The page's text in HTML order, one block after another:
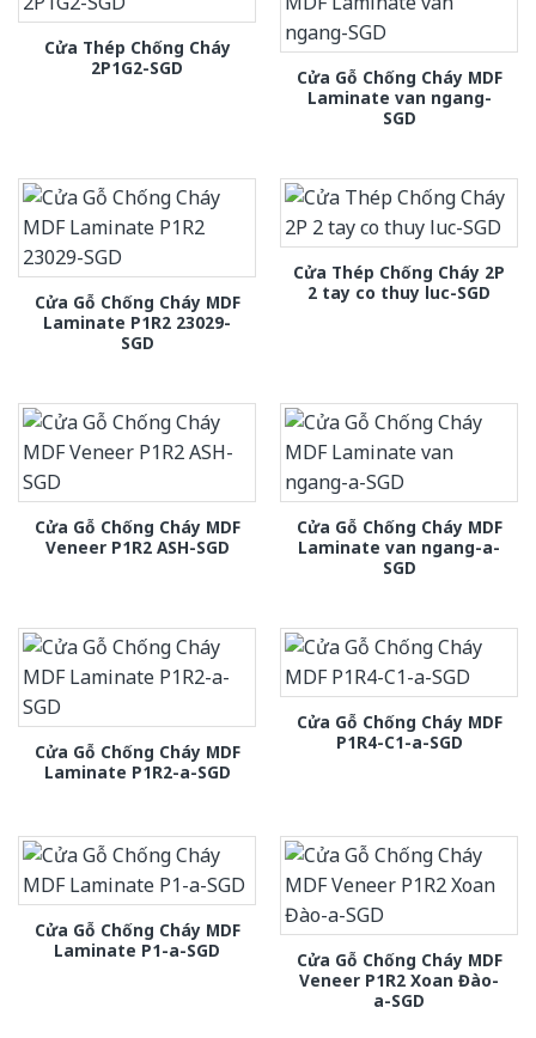
Cửa Thép Chống Cháy
2P1G2-SGD
Cửa Gỗ Chống Cháy MDF
Laminate van ngang-
SGD
Cửa Gỗ Chống Cháy MDF
Laminate P1R2 23029-
SGD
Cửa Thép Chống Cháy 2P
2 tay co thuy luc-SGD
Cửa Gỗ Chống Cháy MDF
Veneer P1R2 ASH-SGD
Cửa Gỗ Chống Cháy MDF
Laminate van ngang-a-
SGD
Cửa Gỗ Chống Cháy MDF
Laminate P1R2-a-SGD
Cửa Gỗ Chống Cháy MDF
P1R4-C1-a-SGD
Cửa Gỗ Chống Cháy MDF
Laminate P1-a-SGD
Cửa Gỗ Chống Cháy MDF
Veneer P1R2 Xoan Đào-
a-SGD